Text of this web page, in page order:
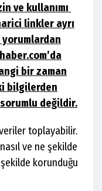
ve kullanımı
linkler ayrı
yorumlardan
bir zaman
bilgilerden
değildir.
toplayabilir.
ve ne şekilde
korunduğu